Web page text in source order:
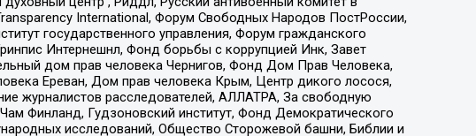
International, Форум Свободных Народов ПостРоссии,
государственного управления, Форум гражданского
Интернешнл, Фонд борьбы с коррупцией Инк, Завет
дом прав человека Чернигов, Фонд Дом Прав Человека,
Ереван, Дом прав человека Крым, Центр дикого лосося,
журналистов расследователей, АЛЛАТРА, За свободную
Финланд, Гудзоновский институт, Фонд Демократического
исследований, Общество Сторожевой башни, Библии и